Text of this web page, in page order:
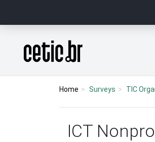
Página inicial
Home Surveys TIC
ICT